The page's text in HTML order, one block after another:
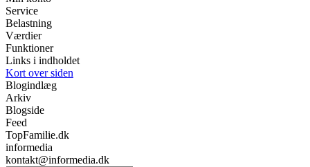
Service
Belastning
Værdier
Funktioner
Links i indholdet
Kort over siden
Blogindlæg
Arkiv
Blogside
Feed
TopFamilie.dk
informedia
kontakt@informedia.dk